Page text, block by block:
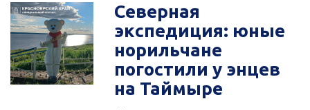
Северная
экспедиция: юные
норильчане
погостили у энцев
на Таймыре